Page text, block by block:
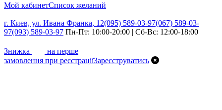
Мой кабинетСписок желаний
г. Киев, ул. Ивана Франка, 12(095) 589-03-97(067) 589-03-
97(093) 589-03-97 Пн-Пт: 10:00-20:00 | Сб-Вс: 12:00-18:00
Знижка
на перше
замовлення при реєстраціїЗареєструватись